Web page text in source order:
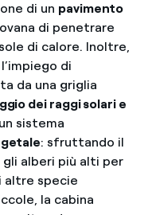
di un pavimento
di penetrare
di calore. Inoltre,
di
da una griglia
dei raggi solari e
sistema
: sfruttando il
alberi più alti per
altre specie
la cabina